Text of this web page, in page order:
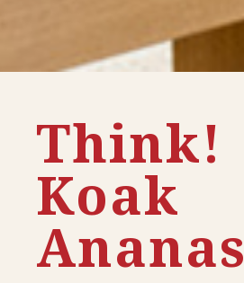
Think!
Koak
Ananas